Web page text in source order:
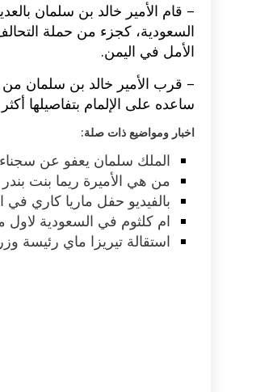
– قام الأمير خالد بن سلمان
السعودية، كجزء من حملة
الأمل في اليمن.
– قرب الأمير خالد بن سلمان
ساعده على الإلمام بتفاصيلها
اخبار ومواضيع ذات صلة:
الملك سلمان يعفو عن
من هي الأميرة ريما بنت
بالفيديو حفل ماريا كاري في
ام كلثوم في السعودية لاول
استقالة تيريزا ماي رئيسة